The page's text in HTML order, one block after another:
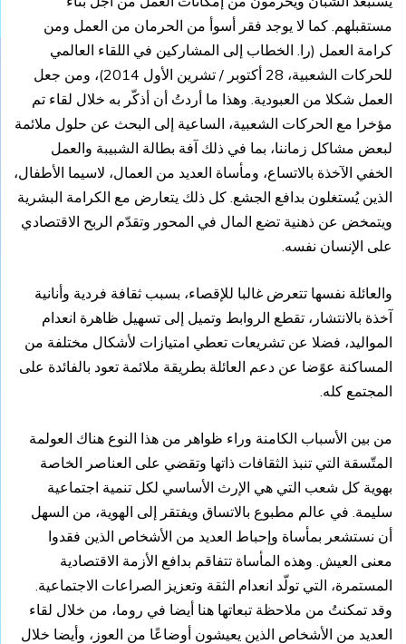
مستقبلهم. كما لا يوجد فقر أسوأ من الحرمان من العمل ومن
كرامة العمل (را. الخطاب إلى المشاركين في اللقاء العالمي
للحركات الشعبية، 28 أكتوبر / تشرين الأول 2014)، ومن جعل
العمل شكلا من العبودية. وهذا ما أردتُ أن أذكّر به خلال لقاء تم
مؤخرا مع الحركات الشعبية، الساعية إلى البحث عن حلول ملائمة
لبعض مشاكل زماننا، بما في ذلك آفة بطالة الشبيبة والعمل
الخفي الآخذة بالاتساع، ومأساة العديد من العمال، لاسيما الأطفال،
الذين يُستغلون بدافع الجشع. كل ذلك يتعارض مع الكرامة البشرية
ويتمخض عن ذهنية تضع المال في المحور وتقدّم الربح الاقتصادي
على الإنسان نفسه.
والعائلة نفسها تتعرض غالبا للإقصاء، بسبب ثقافة فردية وأنانية
آخذة بالانتشار، تقطع الروابط وتميل إلى تسهيل ظاهرة انعدام
المواليد، فضلا عن تشريعات تعطي امتيازات لأشكال مختلفة من
المساكنة عوًضا عن دعم العائلة بطريقة ملائمة تعود بالفائدة على
المجتمع كله.
من بين الأسباب الكامنة وراء ظواهر من هذا النوع هناك العولمة
المتّسقة التي تنبذ الثقافات ذاتها وتقضي على العناصر الخاصة
بهوية كل شعب التي هي الإرث الأساسي لكل تنمية اجتماعية
سليمة. في عالم مطبوع بالاتساق ويفتقر إلى الهوية، من السهل
أن نستشعر بمأساة وإحباط العديد من الأشخاص الذين فقدوا
معنى العيش. وهذه المأساة تتفاقم بدافع الأزمة الاقتصادية
المستمرة، التي تولّد انعدام الثقة وتعزيز الصراعات الاجتماعية.
وقد تمكنتُ من ملاحظة تبعاتها هنا أيضا في روما، من خلال لقاء
العديد من الأشخاص الذين يعيشون أوضاعًا من العوز، وأيضا خلال